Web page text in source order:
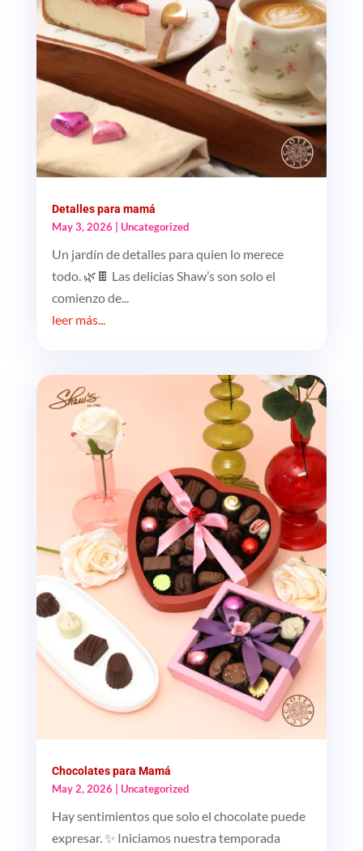
Detalles para mamá
May 3, 2026
Uncategorized
Un jardín de detalles para quien lo merece
todo. 🌿🍫 Las delicias Shaw’s son solo el
comienzo de...
leer más...
Chocolates para Mamá
May 2, 2026
Uncategorized
Hay sentimientos que solo el chocolate puede
expresar. ✨ Iniciamos nuestra temporada